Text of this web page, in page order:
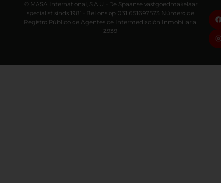
© MASA International, S.A.U. • De Spaanse vastgoedmakelaar
specialist sinds 1981 • Bel ons op 031 651697573 Número de
Registro Público de Agentes de Intermediación Inmobiliaria:
2939